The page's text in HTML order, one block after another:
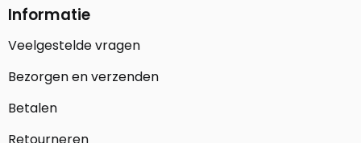
Informatie
Veelgestelde vragen
Bezorgen en verzenden
Betalen